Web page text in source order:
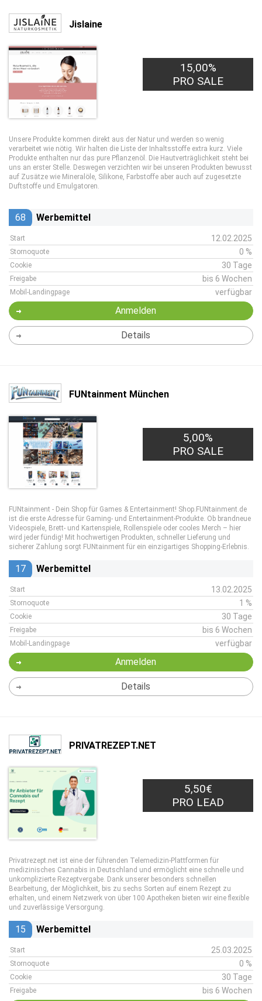
Jislaine
15,00%
PRO SALE
Unsere Produkte kommen direkt aus der Natur und werden so wenig
verarbeitet wie nötig. Wir halten die Liste der Inhaltsstoffe extra kurz. Viele
Produkte enthalten nur das pure Pflanzenöl. Die Hautverträglichkeit steht bei
uns an erster Stelle. Deswegen verzichten wir bei unseren Produkten bewusst
auf Zusätze wie Mineralöle, Silikone, Farbstoffe aber auch auf zugesetzte
Duftstoffe und Emulgatoren.
68 Werbemittel
Start 12.02.2025
Stornoquote 0 %
Cookie 30 Tage
Freigabe bis 6 Wochen
Mobil-Landingpage verfügbar
Anmelden
Details
FUNtainment München
5,00%
PRO SALE
FUNtainment - Dein Shop für Games & Entertainment! Shop.FUNtainment.de
ist die erste Adresse für Gaming- und Entertainment-Produkte. Ob brandneue
Videospiele, Brett- und Kartenspiele, Rollenspiele oder cooles Merch – hier
wird jeder fündig! Mit hochwertigen Produkten, schneller Lieferung und
sicherer Zahlung sorgt FUNtainment für ein einzigartiges Shopping-Erlebnis.
17 Werbemittel
Start 13.02.2025
Stornoquote 1 %
Cookie 30 Tage
Freigabe bis 6 Wochen
Mobil-Landingpage verfügbar
Anmelden
Details
PRIVATREZEPT.NET
5,50€
PRO LEAD
Privatrezept.net ist eine der führenden Telemedizin-Plattformen für
medizinisches Cannabis in Deutschland und ermöglicht eine schnelle und
unkomplizierte Rezeptvergabe. Dank unserer besonders schnellen
Bearbeitung, der Möglichkeit, bis zu sechs Sorten auf einem Rezept zu
erhalten, und einem Netzwerk von über 100 Apotheken bieten wir eine flexible
und zuverlässige Versorgung.
15 Werbemittel
Start 25.03.2025
Stornoquote 0 %
Cookie 30 Tage
Freigabe bis 6 Wochen